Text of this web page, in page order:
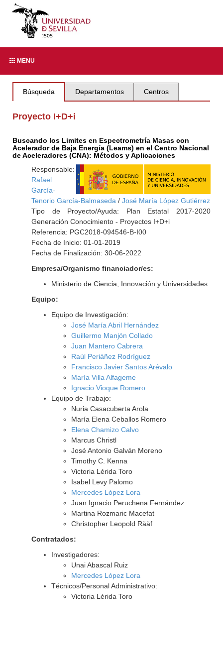
MENU
Búsqueda Departamentos Centros
Proyecto I+D+i
Buscando los Limites en Espectrometría Masas con
Acelerador de Baja Energía (Leams) en el Centro Nacional
de Aceleradores (CNA): Métodos y Aplicaciones
Responsable:
Rafael
García-
Tenorio García-Balmaseda / José María López Gutiérrez
Tipo de Proyecto/Ayuda: Plan Estatal 2017-2020
Generación Conocimiento - Proyectos I+D+i
Referencia: PGC2018-094546-B-I00
Fecha de Inicio: 01-01-2019
Fecha de Finalización: 30-06-2022
Empresa/Organismo financiador/es:
Ministerio de Ciencia, Innovación y Universidades
Equipo:
Equipo de Investigación:
José María Abril Hernández
Guillermo Manjón Collado
Juan Mantero Cabrera
Raúl Periáñez Rodríguez
Francisco Javier Santos Arévalo
María Villa Alfageme
Ignacio Vioque Romero
Equipo de Trabajo:
Nuria Casacuberta Arola
María Elena Ceballos Romero
Elena Chamizo Calvo
Marcus Christl
José Antonio Galván Moreno
Timothy C. Kenna
Victoria Lérida Toro
Isabel Levy Palomo
Mercedes López Lora
Juan Ignacio Peruchena Fernández
Martina Rozmaric Macefat
Christopher Leopold Rääf
Contratados:
Investigadores:
Unai Abascal Ruiz
Mercedes López Lora
Técnicos/Personal Administrativo:
Victoria Lérida Toro